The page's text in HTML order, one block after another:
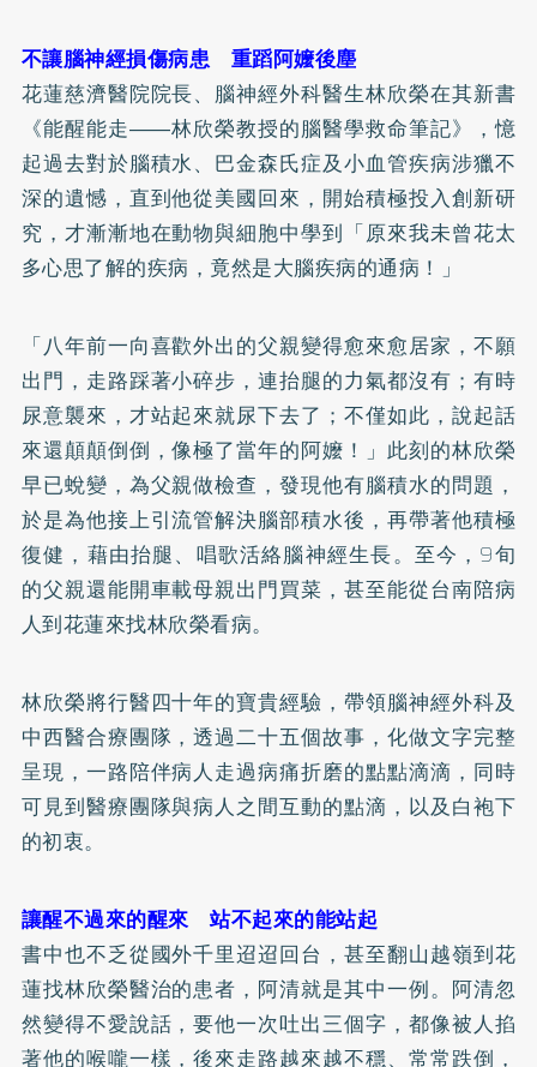
不讓腦神經損傷病患 重蹈阿嬤後塵
花蓮慈濟醫院院長、腦神經外科醫生林欣榮在其新書
《能醒能走――林欣榮教授的腦醫學救命筆記》，憶
起過去對於腦積水、巴金森氏症及小血管疾病涉獵不
深的遺憾，直到他從美國回來，開始積極投入創新研
究，才漸漸地在動物與細胞中學到「原來我未曾花太
多心思了解的疾病，竟然是大腦疾病的通病！」
「八年前一向喜歡外出的父親變得愈來愈居家，不願
出門，走路踩著小碎步，連抬腿的力氣都沒有；有時
尿意襲來，才站起來就尿下去了；不僅如此，說起話
來還顛顛倒倒，像極了當年的阿嬤！」此刻的林欣榮
早已蛻變，為父親做檢查，發現他有腦積水的問題，
於是為他接上引流管解決腦部積水後，再帶著他積極
復健，藉由抬腿、唱歌活絡腦神經生長。至今，9旬
的父親還能開車載母親出門買菜，甚至能從台南陪病
人到花蓮來找林欣榮看病。
林欣榮將行醫四十年的寶貴經驗，帶領腦神經外科及
中西醫合療團隊，透過二十五個故事，化做文字完整
呈現，一路陪伴病人走過病痛折磨的點點滴滴，同時
可見到醫療團隊與病人之間互動的點滴，以及白袍下
的初衷。
讓醒不過來的醒來 站不起來的能站起
書中也不乏從國外千里迢迢回台，甚至翻山越嶺到花
蓮找林欣榮醫治的患者，阿清就是其中一例。阿清忽
然變得不愛說話，要他一次吐出三個字，都像被人掐
著他的喉嚨一樣，後來走路越來越不穩、常常跌倒，